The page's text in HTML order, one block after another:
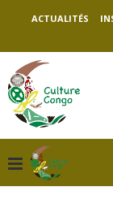
ACTUALITÉS